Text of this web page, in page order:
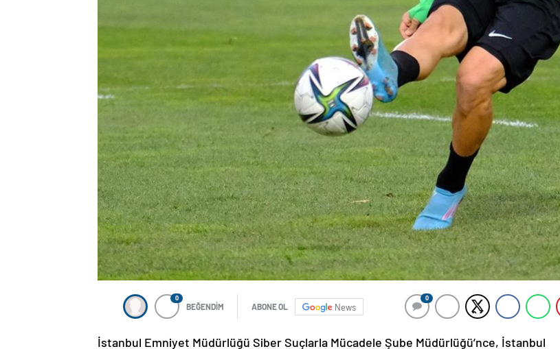
0
BEĞENDİM ABONE OL News
0
İstanbul Emniyet Müdürlüğü Siber Suçlarla Mücadele Şube Müdürlüğü’nce, İstanbul